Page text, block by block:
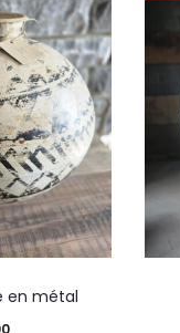
en métal